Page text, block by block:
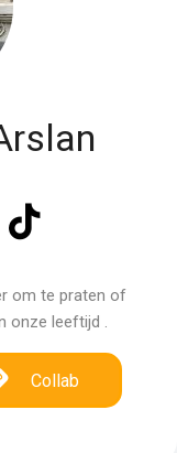
om te praten of
onze leeftijd .
Collab